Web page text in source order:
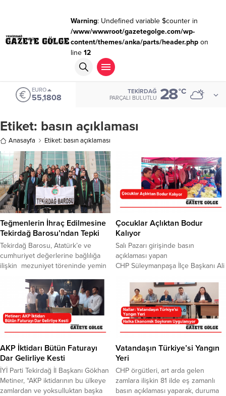
Warning: Undefined variable $counter in
/www/wwwroot/gazetegolge.com/wp-
content/themes/anka/parts/header.phpon
line 12
EURO
55,1808
TEKIRDAĞ
PARÇALI BULUTLU 28°C
Etiket: basın açıklaması
Anasayfa Etiket: basın açıklaması
Teğmenlerin İhraç Edilmesine
Tekirdağ Barosu’ndan Tepki
Tekirdağ Barosu, Atatürk’e ve
cumhuriyet değerlerine bağlılığa
ilişkin mezuniyet töreninde yemin
nedeniyle ihraç edilmesine tepki
gösterdi. Tekirdağ Barosu, ihraç
kararının toplumun vicdanını
derinden yaraladığını belirterek,
hukuk devleti ilkesine gölge
Barosu tarafından yapılan
açıklamada, “Beş teğmen ve sıralı
üç disiplin amirine, Atatürk’e ve
onun ordusuna...
Çocuklar Açlıktan Bodur
Kalıyor
Salı Pazarı girişinde basın
açıklaması yapan
CHP Süleymanpaşa İlçe Başkanı Ali
beslenememekten dolayı bodurluk,
çocuklar için en büyük tehlike
olmaya başladığını kaydetti.
Çocukların yeterli besin alamadığı
için kansızlık sorunu ile karşı
Engin, enflasyon verileri dahi
manipüle edilerek, ülkedeki
yoksulluk probleminin yok
sayıldığını söyledi.
CHP Süleymanpaşa...
AKP İktidarı Bütün Faturayı
Dar Gelirliye Kesti
İYİ Parti Tekirdağ İl Başkanı Gökhan
Metiner, “AKP iktidarının bu ülkeye
zamlardan ve yoksulluktan başka
Vatandaşın Türkiye’si Yangın
Yeri
CHP örgütleri, art arda gelen
zamlara ilişkin 81 ilde eş zamanlı
basın açıklaması yaparak, duruma